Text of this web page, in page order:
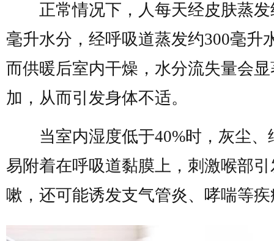
正常情况下，人每天经皮肤蒸发
毫升水分，经呼吸道蒸发约300毫升
而供暖后室内干燥，水分流失量会
加，从而引发身体不适。
当室内湿度低于40%时，灰尘、
易附着在呼吸道黏膜上，刺激喉部
嗽，还可能诱发支气管炎、哮喘等